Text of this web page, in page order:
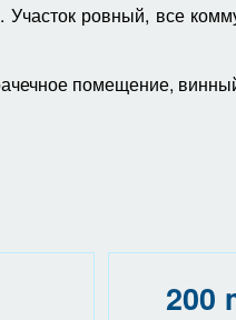
ровный, все
помещение,
200